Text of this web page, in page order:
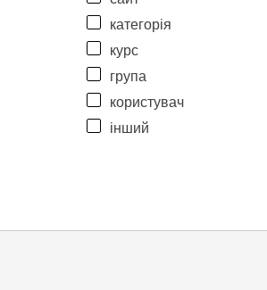
категорія
курс
група
користувач
інший